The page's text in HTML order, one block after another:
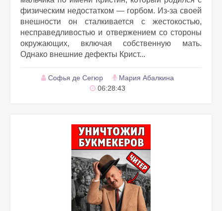
физическим недостатком — горбом. Из-за своей
внешности он сталкивается с жестокостью,
несправедливостью и отвержением со стороны
окружающих, включая собственную мать.
Однако внешние дефекты Крист...
Софья де Сегюр
Мария Абалкина
06:28:43